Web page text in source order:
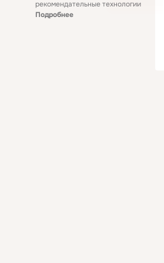
рекомендательные технологии
Подробнее